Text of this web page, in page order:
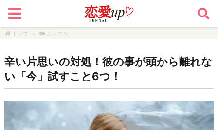
トップ > カップル
辛い片思いの対処！彼の事が頭から離れな
い「今」試すこと6つ！